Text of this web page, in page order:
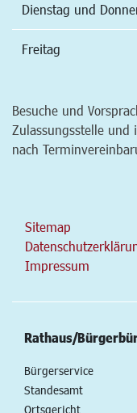
Dienstag und
Freitag
Besuche und
Zulassungsstelle und
nach
Sitemap
Impressum
Rathaus/
Bürgerservice
Standesamt
Ortsgericht